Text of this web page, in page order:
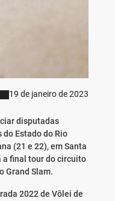
19 de janeiro de 2023
disputadas
Estado do Rio
(21 e 22), em Santa
a final tour do circuito
Grand Slam.
2022 de Vôlei de